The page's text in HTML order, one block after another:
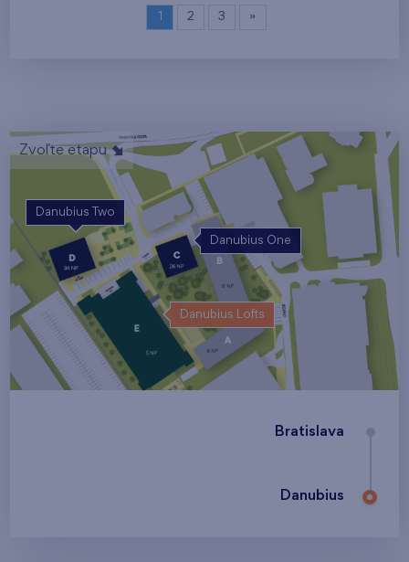
1 2 3 »
Zvoľte etapu
Danubius One
Danubius Lofts
Danubius Two
Bratislava
Danubius